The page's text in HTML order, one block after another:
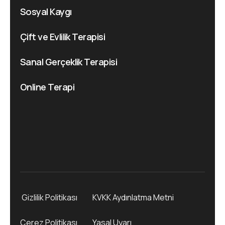
Sosyal Kaygı
Çift ve Evlilik Terapisi
Sanal Gerçeklik Terapisi
Online Terapi
Gizlilik Politikası KVKK Aydınlatma Metni
Çerez Politikası Yasal Uyarı